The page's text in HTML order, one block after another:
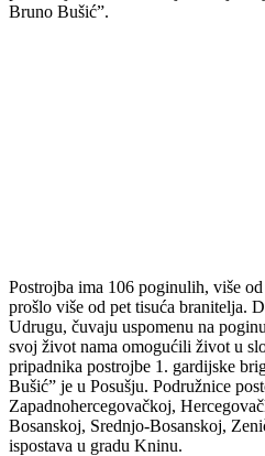
Bruno Bušić”.
Postrojba ima 106 poginulih, više
prošlo više od pet tisuća branitelja.
Udrugu, čuvaju uspomenu na
svoj život nama omogućili život u
pripadnika postrojbe 1. gardijske
Bušić” je u Posušju. Podružnice
Zapadnohercegovačkoj,
Bosanskoj, Srednjo-Bosanskoj,
ispostava u gradu Kninu.